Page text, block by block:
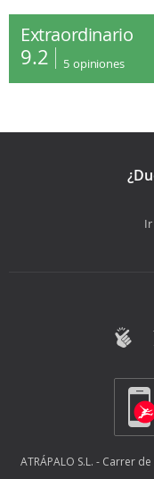
Extraordinario
9.2 5 opiniones
ATRÁPALO S.L. - Carrer